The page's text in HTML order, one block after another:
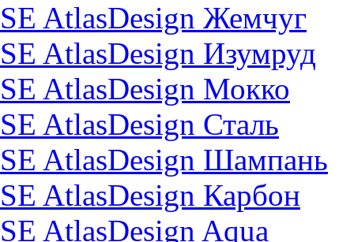
SE AtlasDesign Жемчуг
SE AtlasDesign Изумруд
SE AtlasDesign Мокко
SE AtlasDesign Сталь
SE AtlasDesign Шампань
SE AtlasDesign Карбон
SE AtlasDesign Aqua